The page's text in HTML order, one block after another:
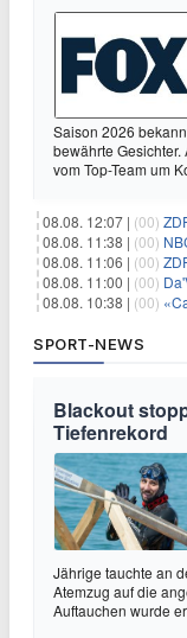
Saison 2026
bewährte
vom Top-Team um
08.08. 12:07 | (00)
08.08. 11:38 | (00)
08.08. 11:06 | (00)
08.08. 11:00 | (00)
08.08. 10:38 | (00)
SPORT-NEWS
Blackout
Tiefenrekord
Jährige tauchte an
Atemzug auf die
Auftauchen wurde